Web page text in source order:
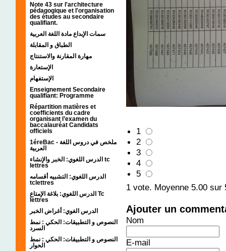
Note 43 sur l'architecture
pédagogique et l'organisation
des études au secondaire
qualifiant.
سمات الإبداع مادة اللغة العربية
الطباق و المقابلة
مهارة المقارنة والاستنتاج
الإستعارة
الإستفهام
Enseignement Secondaire
qualifiant: Programme
Répartition matières et
coefficients du cadre
organisant l’examen du
baccalauréat Candidats
officiels
1éreBac - ملخص في دروس اللغة
العربية
الدرس اللغوي: الخبر والإنشاء tc
lettres
الدرس اللغوي: التشبيه أقسامه
tclettres
الدرس اللغوي: بلاغة الإمتاع Tc
lettres
الدرس الغوي: أغراض الخبر
النصوص و التطبيقات: الحكي : نمط
السرد
النصوص و التطبيقات: الحكي : نمط
الحوار
1
2
3
4
5
1 vote. Moyenne 5.00 sur
Ajouter un
Nom
E-mail